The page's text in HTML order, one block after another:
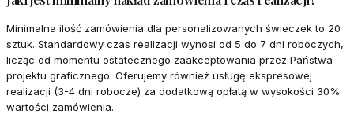
Minimalna ilość zamówienia dla personalizowanych świeczek to 20
sztuk. Standardowy czas realizacji wynosi od 5 do 7 dni roboczych,
licząc od momentu ostatecznego zaakceptowania przez Państwa
projektu graficznego. Oferujemy również usługę ekspresowej
realizacji (3-4 dni robocze) za dodatkową opłatą w wysokości 30%
wartości zamówienia.